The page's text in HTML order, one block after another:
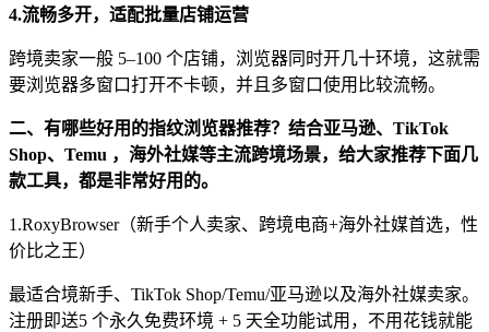
4.流畅多开，适配批量店铺运营
跨境卖家一般 5–100 个店铺，浏览器同时开几十环境，这就需
要浏览器多窗口打开不卡顿，并且多窗口使用比较流畅。
二、有哪些好用的指纹浏览器推荐？结合亚马逊、TikTok
Shop、Temu ，海外社媒等主流跨境场景，给大家推荐下面几
款工具，都是非常好用的。
1.RoxyBrowser（新手个人卖家、跨境电商+海外社媒首选，性
价比之王）
最适合境新手、TikTok Shop/Temu/亚马逊以及海外社媒卖家。
注册即送5 个永久免费环境 + 5 天全功能试用，不用花钱就能